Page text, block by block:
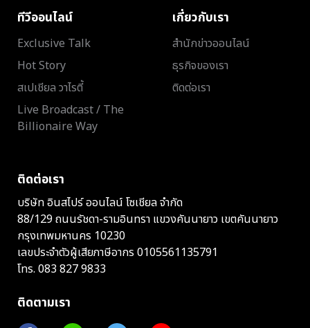
ทีวีออนไลน์
Exclusive Talk
Hot Story
สเปเชียล วาไรตี้
Live Broadcast / The
Billionaire Way
เกี่ยวกับเรา
สำนักข่าวออนไลน์
ธุรกิจของเรา
ติดต่อเรา
ติดต่อเรา
บริษัท อินสไปร์ ออนไลน์ โซเชียล จำกัด
88/129 ถนนรัชดา-รามอินทรา แขวงคันนายาว เขตคันนายาว
กรุงเทพมหานคร 10230
เลขประจำตัวผู้เสียภาษีอากร 0105561135791
โทร. 083 827 9833
ติดตามเรา